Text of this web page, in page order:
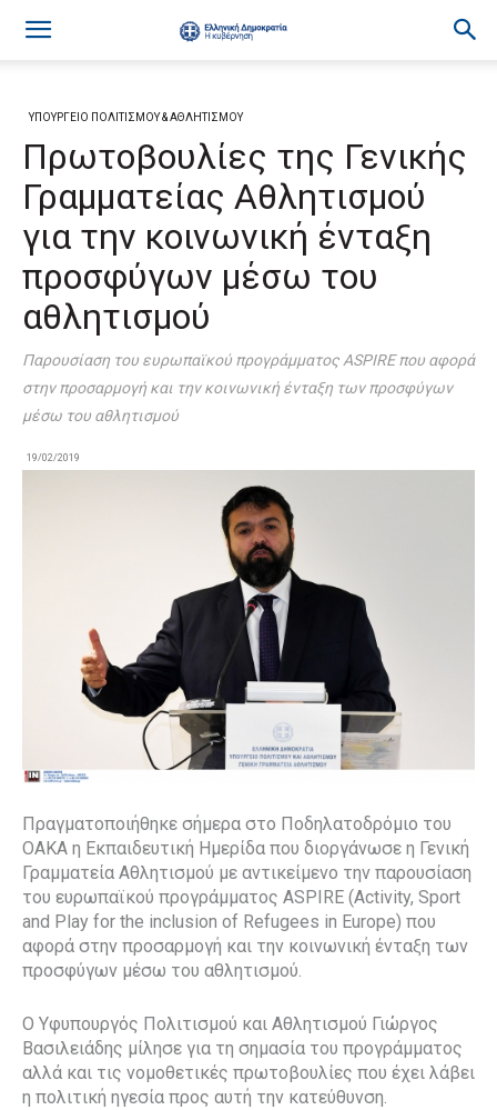
ΥΠΟΥΡΓΕΙΟ ΠΟΛΙΤΙΣΜΟΥ & ΑΘΛΗΤΙΣΜΟΥ
Πρωτοβουλίες της Γενικής
Γραμματείας Αθλητισμού
για την κοινωνική ένταξη
προσφύγων μέσω του
αθλητισμού
Παρουσίαση του ευρωπαϊκού προγράμματος ASPIRE που αφορά
στην προσαρμογή και την κοινωνική ένταξη των προσφύγων
μέσω του αθλητισμού
19/02/2019
Πραγματοποιήθηκε σήμερα στο Ποδηλατοδρόμιο του
ΟΑΚΑ η Εκπαιδευτική Ημερίδα που διοργάνωσε η Γενική
Γραμματεία Αθλητισμού με αντικείμενο την παρουσίαση
του ευρωπαϊκού προγράμματος ASPIRE (Activity, Sport
and Play for the inclusion of Refugees in Europe) που
αφορά στην προσαρμογή και την κοινωνική ένταξη των
προσφύγων μέσω του αθλητισμού.
Ο Υφυπουργός Πολιτισμού και Αθλητισμού Γιώργος
Βασιλειάδης μίλησε για τη σημασία του προγράμματος
αλλά και τις νομοθετικές πρωτοβουλίες που έχει λάβει
η πολιτική ηγεσία προς αυτή την κατεύθυνση.